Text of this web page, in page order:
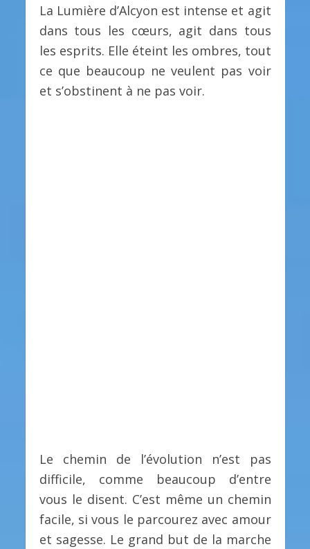
La Lumière d’Alcyon est intense et agit
dans tous les cœurs, agit dans tous
les esprits. Elle éteint les ombres, tout
ce que beaucoup ne veulent pas voir
et s’obstinent à ne pas voir.
Le chemin de l’évolution n’est pas
difficile, comme beaucoup d’entre
vous le disent. C’est même un chemin
facile, si vous le parcourez avec amour
et sagesse. Le grand but de la marche